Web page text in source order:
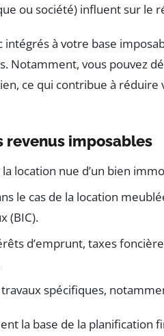
ou société) influent sur le
intégrés à votre base
Notamment, vous pouvez
ce qui contribue à
revenus imposables
la location nue d’un bien
le cas de la location
(BIC).
d’emprunt, taxes
travaux spécifiques,
la base de la planification